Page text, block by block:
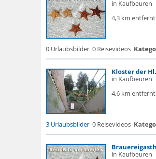
in Kaufbeuren
4,3 km entfernt
0 Urlaubsbilder 0 Reisevideos
Kloster der
in Kaufbeuren
4,6 km entfernt
3 Urlaubsbilder 0 Reisevideos
in Kaufbeuren